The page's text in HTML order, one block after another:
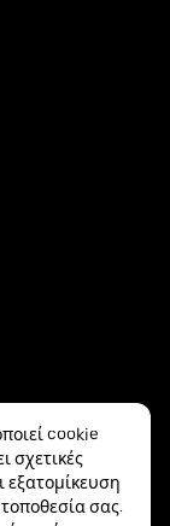
cookie
σχετικές
εξατομίκευση
σας.